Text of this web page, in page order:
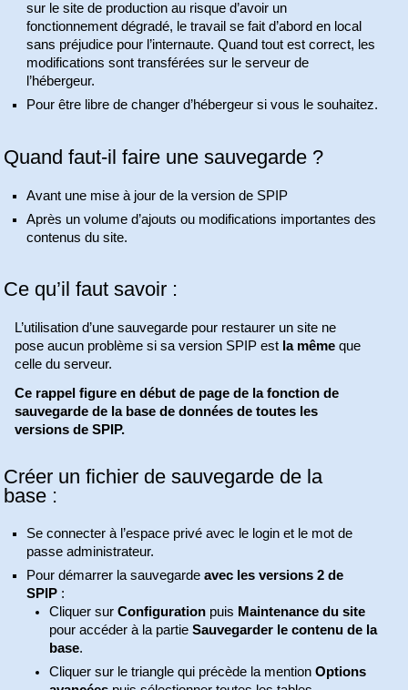
sur le site de production au risque d’avoir un
fonctionnement dégradé, le travail se fait d’abord en local
sans préjudice pour l’internaute. Quand tout est correct, les
modifications sont transférées sur le serveur de
l’hébergeur.
Pour être libre de changer d’hébergeur si vous le souhaitez.
Quand faut-il faire une sauvegarde ?
Avant une mise à jour de la version de SPIP
Après un volume d’ajouts ou modifications importantes des
contenus du site.
Ce qu’il faut savoir :
L’utilisation d’une sauvegarde pour restaurer un site ne
pose aucun problème si sa version SPIP est la même que
celle du serveur.
Ce rappel figure en début de page de la fonction de
sauvegarde de la base de données de toutes les
versions de SPIP.
Créer un fichier de sauvegarde de la
base :
Se connecter à l’espace privé avec le login et le mot de
passe administrateur.
Pour démarrer la sauvegardeavec les versions 2 de
SPIP :
Cliquer surConfiguration puis Maintenance du site
pour accéder à la partieSauvegarder le contenu de la
base.
Cliquer sur le triangle qui précède la mentionOptions